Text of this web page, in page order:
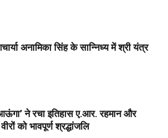
अनामिका सिंह के सान्निध्य में श्री यंत्र
आऊंगा’ ने रचा इतिहास ए.आर. रहमान और
को भावपूर्ण श्रद्धांजलि